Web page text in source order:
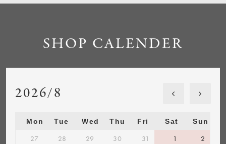
SHOP CALENDER
2026/8
Mon Tue Wed Thu Fri Sat Sun
27 28 29 30 31 1 2